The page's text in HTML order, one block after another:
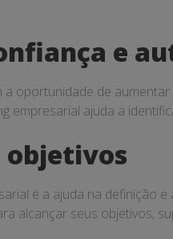
e
oportunidade de
ajuda a
objetivos
é a ajuda na definição
alcançar seus objetivos,